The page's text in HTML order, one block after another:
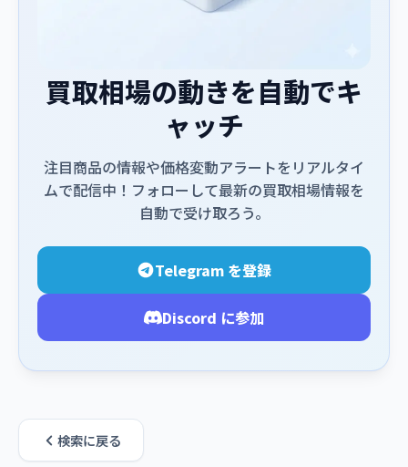
買取相場の動きを自動でキ
ャッチ
注目商品の情報や価格変動アラートをリアルタイ
ムで配信中！フォローして最新の買取相場情報を
自動で受け取ろう。
Telegram を登録
Discord に参加
検索に戻る